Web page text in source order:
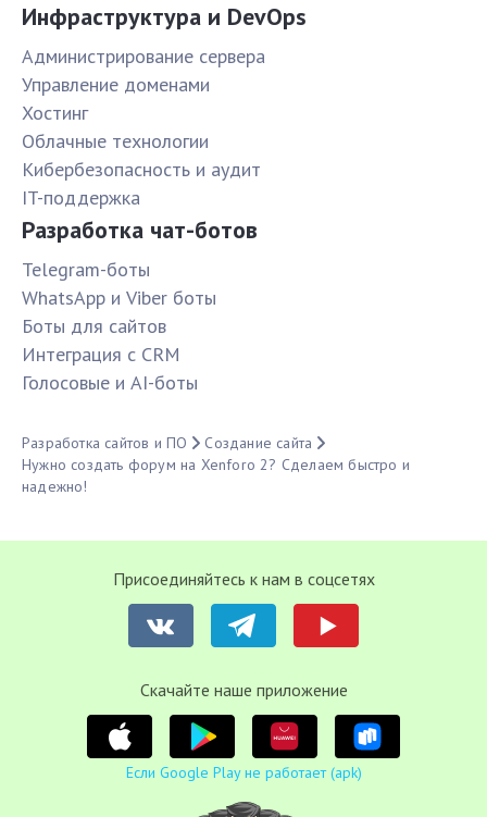
Инфраструктура и DevOps
Администрирование сервера
Управление доменами
Хостинг
Облачные технологии
Кибербезопасность и аудит
IT-поддержка
Разработка чат-ботов
Telegram-боты
WhatsApp и Viber боты
Боты для сайтов
Интеграция с CRM
Голосовые и AI-боты
Разработка сайтов и ПО
Создание сайта
Нужно создать форум на Xenforo 2? Сделаем быстро и
надежно!
Присоединяйтесь к нам в соцсетях
Cкачайте наше приложение
Если Google Play не работает (apk)